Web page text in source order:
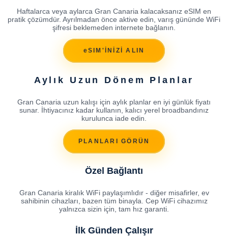
Haftalarca veya aylarca Gran Canaria kalacaksanız eSIM en
pratik çözümdür. Ayrılmadan önce aktive edin, varış gününde WiFi
şifresi beklemeden internete bağlanın.
eSIM'İNİZİ ALIN
Aylık Uzun Dönem Planlar
Gran Canaria uzun kalışı için aylık planlar en iyi günlük fiyatı
sunar. İhtiyacınız kadar kullanın, kalıcı yerel broadbandınız
kurulunca iade edin.
PLANLARI GÖRÜN
Özel Bağlantı
Gran Canaria kiralık WiFi paylaşımlıdır - diğer misafirler, ev
sahibinin cihazları, bazen tüm binayla. Cep WiFi cihazımız
yalnızca sizin için, tam hız garanti.
İlk Günden Çalışır